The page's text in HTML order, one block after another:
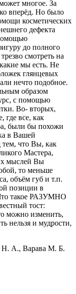
многое. За
вперёд. Но было
косметических
дефекта
до полного
смотреть на
мы есть. Не
глянцевых
нечто подобное.
образом
с помощью
Во- вторых,
где все, как
были бы похожи
в Вашей
тем, что Вы, как
Мастера,
мыслей Вы
то меньше
объём губ и т.п.
позиции в
такое РАЗУМНО
тост:
можно изменить,
нельзя и мудрости,
Н. А., Варава М. Б.